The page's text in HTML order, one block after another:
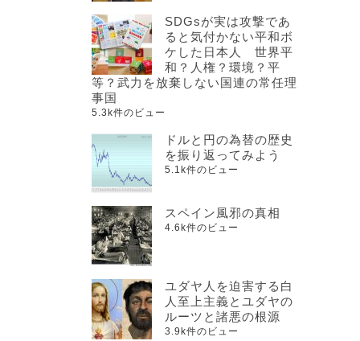
SDGsが実は攻撃であ
ると気付かない平和ボ
ケした日本人 世界平
和？人権？環境？平
等？武力を放棄しない国連の常任理
事国
5.3k件のビュー
ドルと円の為替の歴史
を振り返ってみよう
5.1k件のビュー
スペイン風邪の真相
4.6k件のビュー
ユダヤ人を迫害する白
人至上主義とユダヤの
ルーツと諸悪の根源
3.9k件のビュー